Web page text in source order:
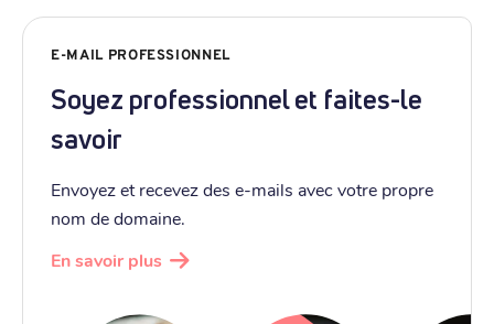
E-MAIL PROFESSIONNEL
Soyez professionnel et faites-le
savoir
Envoyez et recevez des e-mails avec votre propre
nom de domaine.
En savoir plus